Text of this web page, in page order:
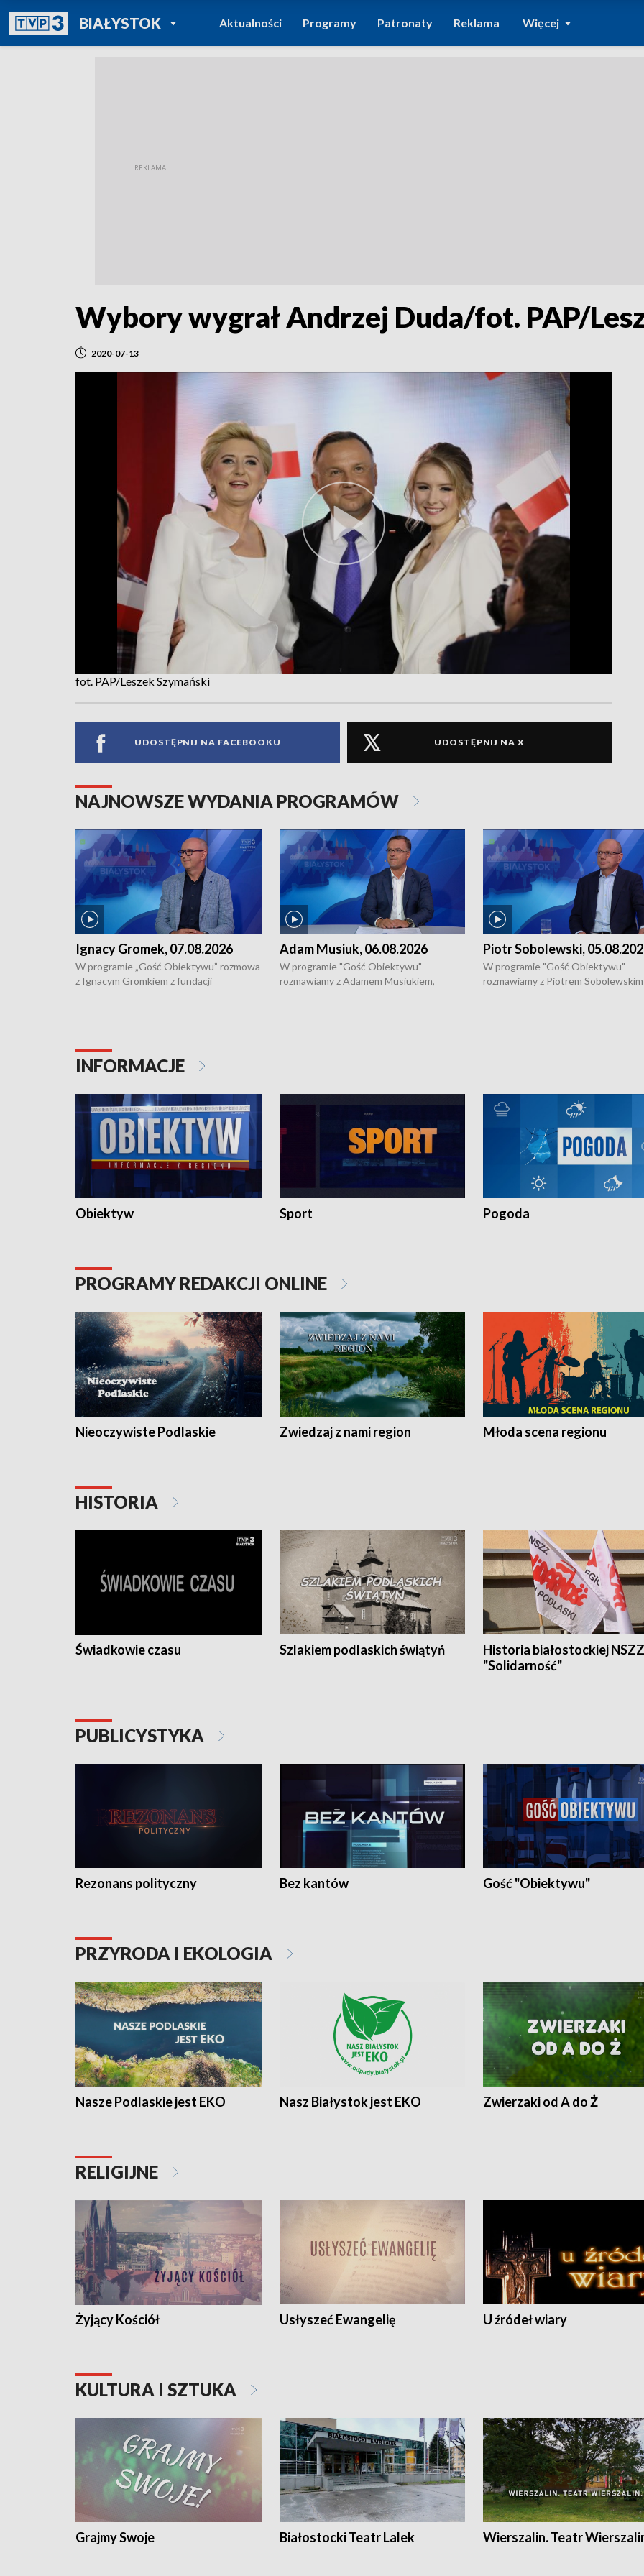
BIAŁYSTOKPOWRÓT DO
TVP REGIONY
Aktualności Programy Patronaty Reklama Więcej
Wybory wygrał Andrzej Duda/fot. PAP/
2020-07-13
fot. PAP/Leszek Szymański
UDOSTĘPNIJ NA FACEBOOKU UDOSTĘPNIJ NA X
NAJNOWSZE WYDANIA PROGRAMÓW
Ignacy Gromek, 07.08.2026
W programie „Gość Obiektywu” rozmowa
z Ignacym Gromkiem z fundacji
Adam Musiuk, 06.08.2026
W programie "Gość Obiektywu"
rozmawiamy z Adamem Musiukiem,
Piotr Sobolewski,
W programie "Gość Obiektywu"
rozmawiamy z Piotrem
INFORMACJE
Obiektyw Sport Pogoda
PROGRAMY REDAKCJI ONLINE
Nieoczywiste Podlaskie Zwiedzaj z nami region Młoda scena regionu
HISTORIA
Świadkowie czasu Szlakiem podlaskich świątyń
Historia białostockiej NSZZ
"Solidarność"
PUBLICYSTYKA
Rezonans polityczny Bez kantów Gość "Obiektywu"
PRZYRODA I EKOLOGIA
Nasze Podlaskie jest EKO Nasz Białystok jest EKO Zwierzaki od A do Ż
RELIGIJNE
Żyjący Kościół Usłyszeć Ewangelię U źródeł wiary
KULTURA I SZTUKA
Grajmy Swoje Białostocki Teatr Lalek Wierszalin. Teatr